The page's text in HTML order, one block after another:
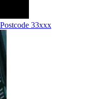
33xxx